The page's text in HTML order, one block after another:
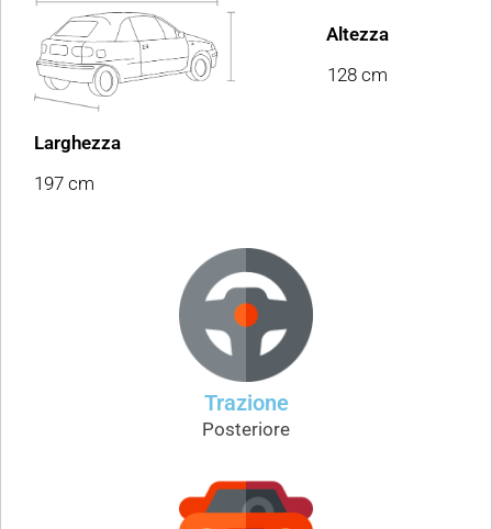
Altezza
128 cm
Larghezza
197 cm
Trazione
Posteriore